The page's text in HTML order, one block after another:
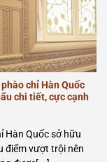
chỉ Hàn Quốc
chi tiết, cực cạnh
Hàn Quốc sở hữu
điểm vượt trội nên